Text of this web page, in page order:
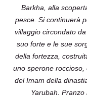
Barkha, alla
pesce. Si continuerà
villaggio circondato
suo forte e le sue
della fortezza,
uno sperone
del Imam della
Yarubah.